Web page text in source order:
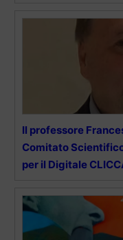
Il professore
Comitato
per il Digitale